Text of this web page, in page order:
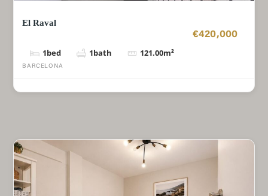
El Raval
€420,000
1bed 1bath 121.00m²
BARCELONA